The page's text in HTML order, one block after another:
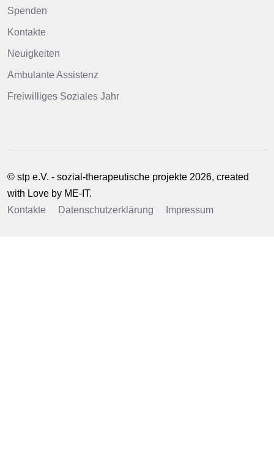
Spenden
Kontakte
Neuigkeiten
Ambulante Assistenz
Freiwilliges Soziales Jahr
© stp e.V. - sozial-therapeutische projekte 2026, created
with Love by ME-IT.
Kontakte
Datenschutzerklärung Impressum